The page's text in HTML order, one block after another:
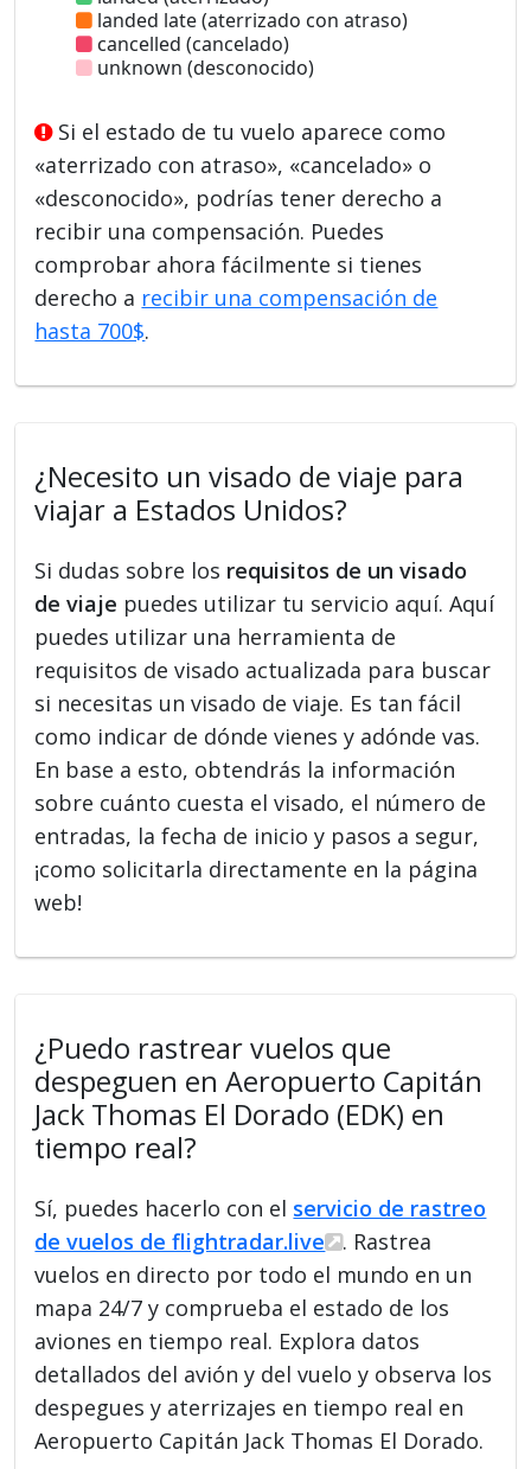
landed late (aterrizado con atraso)
cancelled (cancelado)
unknown (desconocido)
Si el estado de tu vuelo aparece como
«aterrizado con atraso», «cancelado» o
«desconocido», podrías tener derecho a
recibir una compensación. Puedes
comprobar ahora fácilmente si tienes
derecho a recibir una compensación de
hasta 700$.
¿Necesito un visado de viaje para
viajar a Estados Unidos?
Si dudas sobre los requisitos de un visado
de viaje puedes utilizar tu servicio aquí. Aquí
puedes utilizar una herramienta de
requisitos de visado actualizada para buscar
si necesitas un visado de viaje. Es tan fácil
como indicar de dónde vienes y adónde vas.
En base a esto, obtendrás la información
sobre cuánto cuesta el visado, el número de
entradas, la fecha de inicio y pasos a segur,
¡como solicitarla directamente en la página
web!
¿Puedo rastrear vuelos que
despeguen en Aeropuerto Capitán
Jack Thomas El Dorado (EDK) en
tiempo real?
Sí, puedes hacerlo con el servicio de rastreo
de vuelos de flightradar.live
. Rastrea
vuelos en directo por todo el mundo en un
mapa 24/7 y comprueba el estado de los
aviones en tiempo real. Explora datos
detallados del avión y del vuelo y observa los
despegues y aterrizajes en tiempo real en
Aeropuerto Capitán Jack Thomas El Dorado.